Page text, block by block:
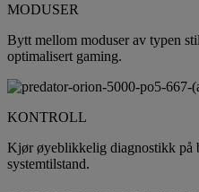
MODUSER
Bytt mellom moduser av typen
optimalisert gaming.
KONTROLL
Kjør øyeblikkelig diagnostikk på
systemtilstand.